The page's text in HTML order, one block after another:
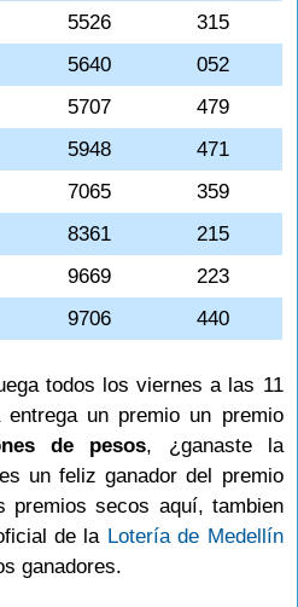
5526
315
5640
052
5707
479
5948
471
7065
359
8361
215
9669
223
9706 440
todos los viernes a las 11
un premio un premio
de pesos, ¿ganaste la
un feliz ganador del premio
premios secos aquí, tambien
de la Lotería de Medellín
ganadores.